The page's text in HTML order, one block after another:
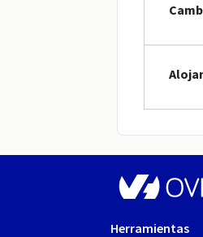
Herramientas